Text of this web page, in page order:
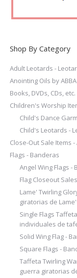
Shop By Category
Adult Leotards -
Anointing Oils by
Books, DVDs, CDs,
Children's Worship
Child's Dance
Child's Leotards -
Close-Out Sale Items
Flags - Banderas
Angel Wing Flags
Flag Closeout
Lame' Twirling
giratorias de Lame'
Single Flags
individuales de
Solid Wing Flag -
Square Flags -
Taffeta Twirling
guerra giratorias